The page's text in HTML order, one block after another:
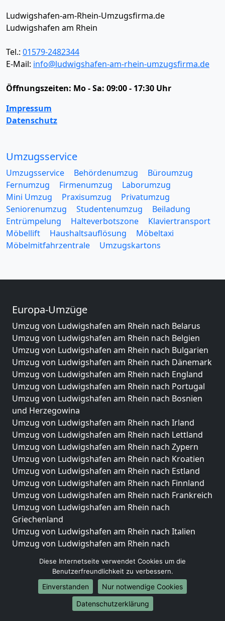
Ludwigshafen-am-Rhein-Umzugsfirma.de
Ludwigshafen am Rhein
Tel.: 01579-2482344
E-Mail: info@ludwigshafen-am-rhein-umzugsfirma.de
Öffnungszeiten: Mo - Sa: 09:00 - 17:30 Uhr
Impressum
Datenschutz
Umzugsservice
Umzugsservice Behördenumzug
Büroumzug
Fernumzug
Firmenumzug
Laborumzug
Mini Umzug
Praxisumzug
Privatumzug
Seniorenumzug
Studentenumzug
Beiladung
Entrümpelung
Halteverbotszone
Klaviertransport
Möbellift
Haushaltsauflösung
Möbeltaxi
Möbelmitfahrzentrale
Umzugskartons
Europa-Umzüge
Umzug von Ludwigshafen am Rhein nach Belarus
Umzug von Ludwigshafen am Rhein nach Belgien
Umzug von Ludwigshafen am Rhein nach Bulgarien
Umzug von Ludwigshafen am Rhein nach Dänemark
Umzug von Ludwigshafen am Rhein nach England
Umzug von Ludwigshafen am Rhein nach Portugal
Umzug von Ludwigshafen am Rhein nach Bosnien
und Herzegowina
Umzug von Ludwigshafen am Rhein nach Irland
Umzug von Ludwigshafen am Rhein nach Lettland
Umzug von Ludwigshafen am Rhein nach Zypern
Umzug von Ludwigshafen am Rhein nach Kroatien
Umzug von Ludwigshafen am Rhein nach Estland
Umzug von Ludwigshafen am Rhein nach Finnland
Umzug von Ludwigshafen am Rhein nach Frankreich
Umzug von Ludwigshafen am Rhein nach
Griechenland
Umzug von Ludwigshafen am Rhein nach Italien
Umzug von Ludwigshafen am Rhein nach
Umzug von Ludwigshafen am Rhein nach
Luxemburg
Umzug von Ludwigshafen am Rhein nach
Diese Internetseite verwendet Cookies um die
Benutzerfreundlichkeit zu verbessern.
Einverstanden
Nur notwendige Cookies
Datenschutzerklärung